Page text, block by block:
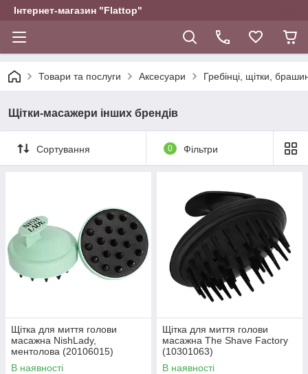
Інтернет-магазин "Flattop"
Товари та послуги Аксесуари Гребінці, щітки,
Щітки-масажери інших брендів
Сортування 0 Фільтри
Щітка для миття голови
масажна NishLady,
ментолова (20106015)
В наявності
Щітка для миття голови
масажна The Shave Factory
(10301063)
В наявності